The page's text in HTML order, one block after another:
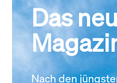
Das
Nach den